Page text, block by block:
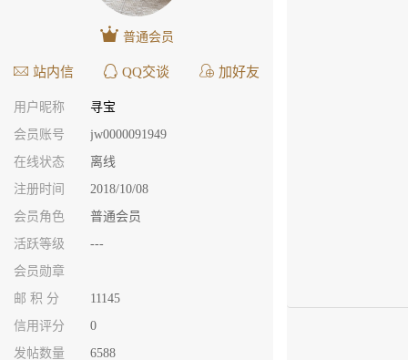
普通会员
站内信 QQ交谈 加好友
用户昵称
寻宝
会员账号
jw0000091949
在线状态
离线
注册时间
2018/10/08
会员角色
普通会员
活跃等级
---
会员勋章
邮 积 分
11145
信用评分
0
发帖数量
6588